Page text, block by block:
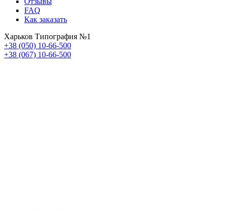
FAQ
Как заказать
Харьков Типография №1
+38 (050) 10-66-500
+38 (067) 10-66-500